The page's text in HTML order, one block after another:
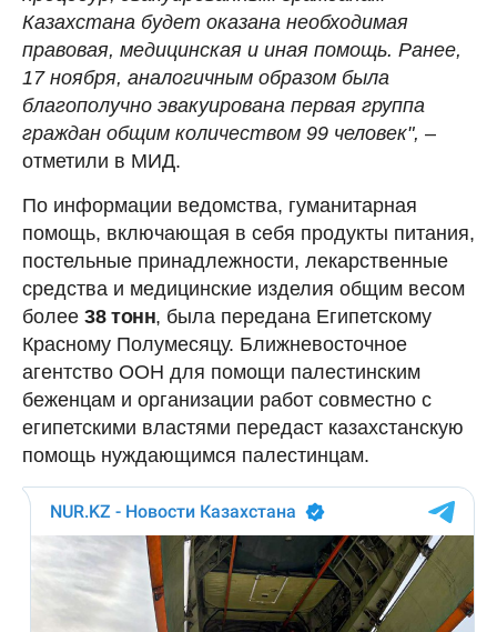
Казахстана будет оказана необходимая
правовая, медицинская и иная помощь. Ранее,
17 ноября, аналогичным образом была
благополучно эвакуирована первая группа
граждан общим количеством 99 человек", –
отметили в МИД.
По информации ведомства, гуманитарная
помощь, включающая в себя продукты питания,
постельные принадлежности, лекарственные
средства и медицинские изделия общим весом
более 38 тонн, была передана Египетскому
Красному Полумесяцу. Ближневосточное
агентство ООН для помощи палестинским
беженцам и организации работ совместно с
египетскими властями передаст казахстанскую
помощь нуждающимся палестинцам.